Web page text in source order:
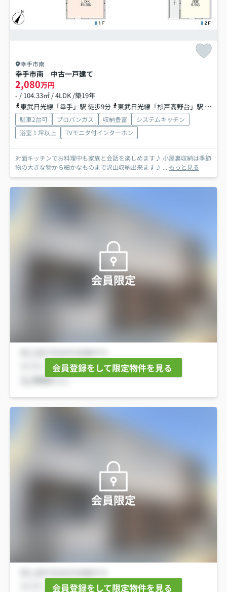
幸手市南
幸手市南 中古一戸建て
2,080万円
- / 104.33㎡ / 4LDK /築19年
東武日光線「幸手」駅 徒歩9分
東武日光線「杉戸高野台」駅 徒歩30分
駐車2台可 プロパンガス 収納豊富
システムキッチン
浴室１坪以上
TVモニタ付インターホン
対面キッチンでお料理中も家族と会話を楽しめます♪ 小屋裏収納は季節
物の大きな物から細かなものまで沢山収納出来ます♪ ... もっと見る
会員限定
会員登録をして限定物件を見る
会員限定
会員登録をして限定物件を見る